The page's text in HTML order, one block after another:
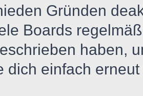
Gründen
Boards
haben,
dich einfach